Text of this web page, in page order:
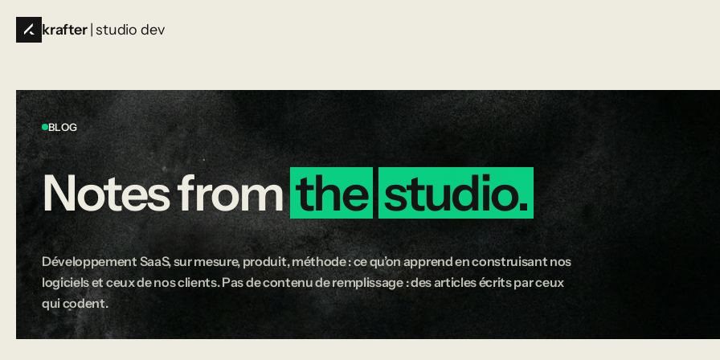
krafter | studio dev
BLOG
Notesfrom the studio.
Développement SaaS, sur mesure, produit, méthode : ce qu’on apprend en construisant nos
logiciels et ceux de nos clients. Pas de contenu de remplissage : des articles écrits par ceux
qui codent.